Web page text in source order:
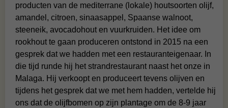
producten van de mediterrane (lokale) houtsoorten olijf,
amandel, citroen, sinaasappel, Spaanse walnoot,
steeneik, avocadohout en vuurkruiden. Het idee om
rookhout te gaan produceren ontstond in 2015 na een
gesprek dat we hadden met een restauranteigenaar. In
die tijd runde hij het strandrestaurant naast het onze in
Malaga. Hij verkoopt en produceert tevens olijven en
tijdens het gesprek dat we met hem hadden, vertelde hij
ons dat de olijfbomen op zijn plantage om de 8-9 jaar